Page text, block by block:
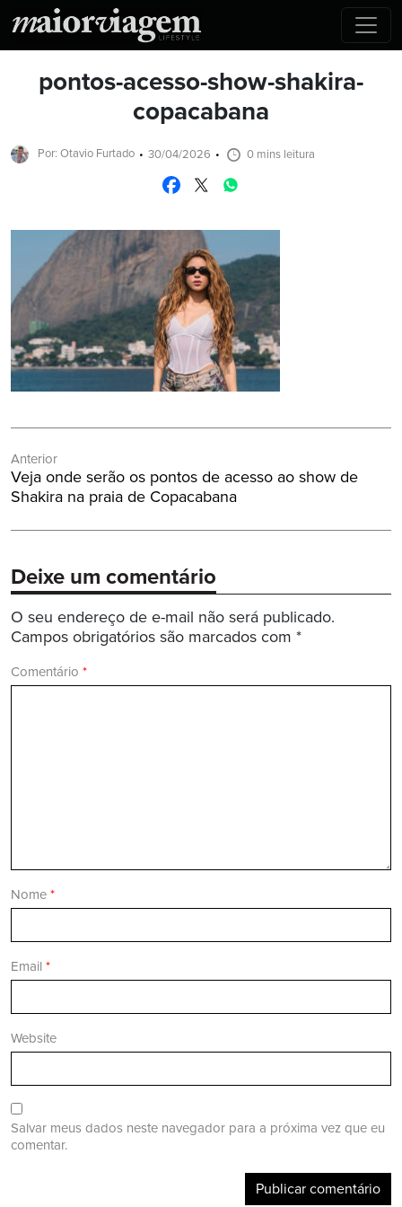
pontos-acesso-show-shakira-
copacabana
Por: Otavio Furtado 30/04/2026 0 mins leitura
de
Post
Anterior
Post
Anterior:
Veja onde serão os pontos de acesso ao show de
Shakira na praia de Copacabana
Deixe um comentário
O seu endereço de e-mail não será publicado.
Campos obrigatórios são marcados com *
Comentário *
Nome *
Email *
Website
Salvar meus dados neste navegador para a próxima vez que eu
comentar.